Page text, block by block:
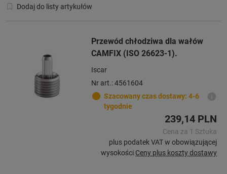
Dodaj do listy artykułów
Przewód chłodziwa dla wałów
CAMFIX (ISO 26623-1).
Iscar
Nr art.: 4561604
Szacowany czas dostawy: 4-6
tygodnie
239,14 PLN
Cena za 1 Sztuka
plus podatek VAT w obowiązującej
wysokości Ceny plus koszty dostawy